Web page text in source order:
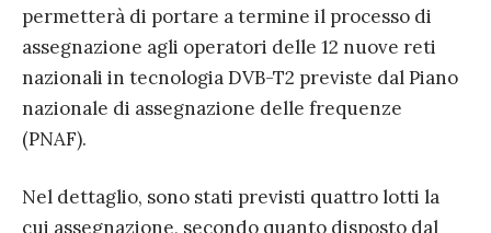
permetterà di portare a termine il processo di
assegnazione agli operatori delle 12 nuove reti
nazionali in tecnologia DVB-T2 previste dal Piano
nazionale di assegnazione delle frequenze
(PNAF).
Nel dettaglio, sono stati previsti quattro lotti la
cui assegnazione, secondo quanto disposto dal